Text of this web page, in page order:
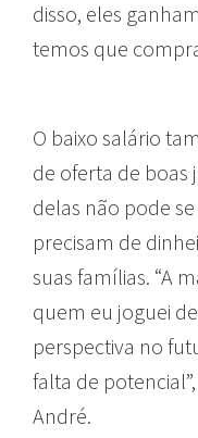
disso, eles
temos que
O baixo salário
de oferta de boas
delas não pode
precisam de
suas famílias. “A
quem eu joguei
perspectiva no
falta de
André.